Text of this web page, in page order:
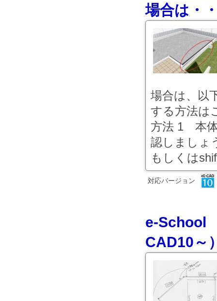
場合は・
場合は、以
する方法は
方法 1 本体
認しましょ
もしくは
対応バージョン
e-School
CAD10～